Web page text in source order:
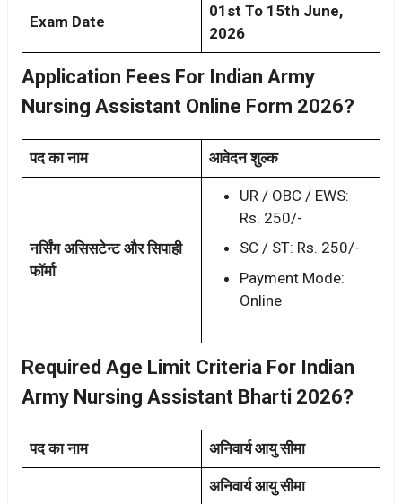
Exam Date
01st To 15th June,
2026
Application Fees For Indian Army
Nursing Assistant Online Form 2026?
पद का नाम आवेदन शुल्क
नर्सिंग असिसटेन्ट और सिपाही
फॉर्मा
UR / OBC / EWS:
Rs. 250/-
SC / ST: Rs. 250/-
Payment Mode:
Online
Required Age Limit Criteria For Indian
Army Nursing Assistant Bharti 2026?
पद का नाम अनिवार्य आयु सीमा
अनिवार्य आयु सीमा